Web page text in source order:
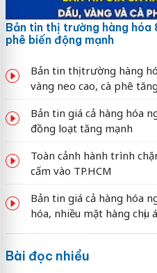
Bản tin thị trường hàng
phê biến động mạnh
Bản tin thị trường hàng
vàng neo cao, cà phê
Bản tin giá cả hàng hóa
đồng loạt tăng mạnh
Toàn cảnh hành trình
cấm vào TP.HCM
Bản tin giá cả hàng hóa
hóa, nhiều mặt hàng chịu
Bài đọc nhiều